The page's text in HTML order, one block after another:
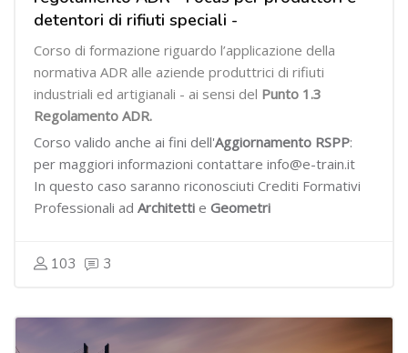
detentori di rifiuti speciali -
Corso di formazione riguardo l’applicazione della
normativa ADR alle aziende produttrici di rifiuti
industriali ed artigianali - ai sensi del Punto 1.3
Regolamento ADR.
Corso valido anche ai fini dell'Aggiornamento RSPP:
per maggiori informazioni contattare info@e-train.it
In questo caso saranno riconosciuti Crediti Formativi
Professionali ad Architetti e Geometri
103 3